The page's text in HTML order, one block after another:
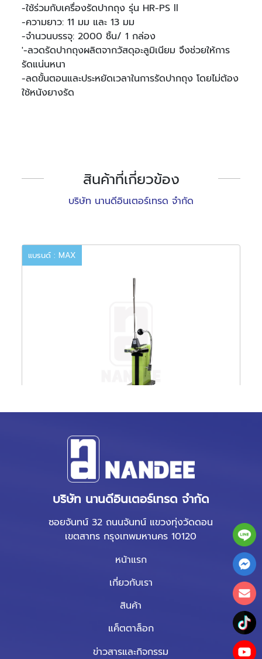
-ใช้ร่วมกับเครื่องรัดปากถุง รุ่น HR-PS ll
-ความยาว: 11 มม และ 13 มม
-จำนวนบรรจุ: 2000 ชิ้น/ 1 กล่อง
'-ลวดรัดปากถุงผลิตจากวัสดุอะลูมิเนียม จึงช่วยให้การ
รัดแน่นหนา
-ลดขั้นตอนและประหยัดเวลาในการรัดปากถุง โดยไม่ต้อง
ใช้หนังยางรัด
สินค้าที่เกี่ยวข้อง
บริษัท นานดีอินเตอร์เทรด จำกัด
แบรนด์ : MAX
เครื่องรัดปากถุง รุ่น HR-PS ll
฿20,000.00
สต๊อก : สินค้าพร้อมส่ง ดูเพิ่มเติม
บริษัท นานดีอินเตอร์เทรด จำกัด
ซอยจันทน์ 32 ถนนจันทน์ แขวงทุ่งวัดดอน
เขตสาทร กรุงเทพมหานคร 10120
หน้าแรก
เกี่ยวกับเรา
สินค้า
แค็ตตาล็อก
ข่าวสารและกิจกรรม